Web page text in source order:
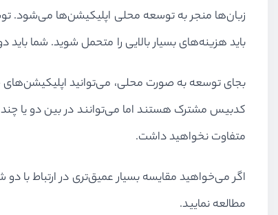
باید هزینه‌های بسیار بالایی را متحمل شوید. شما
متفاوت نخواهید داشت.
اگر می‌خواهید مقایسه بسیار عمیق‌تری در ارتباط با
مطالعه نمایید.